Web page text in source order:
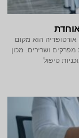
אורטופדיה הוא מקום
ושרירים. מכון
טיפול